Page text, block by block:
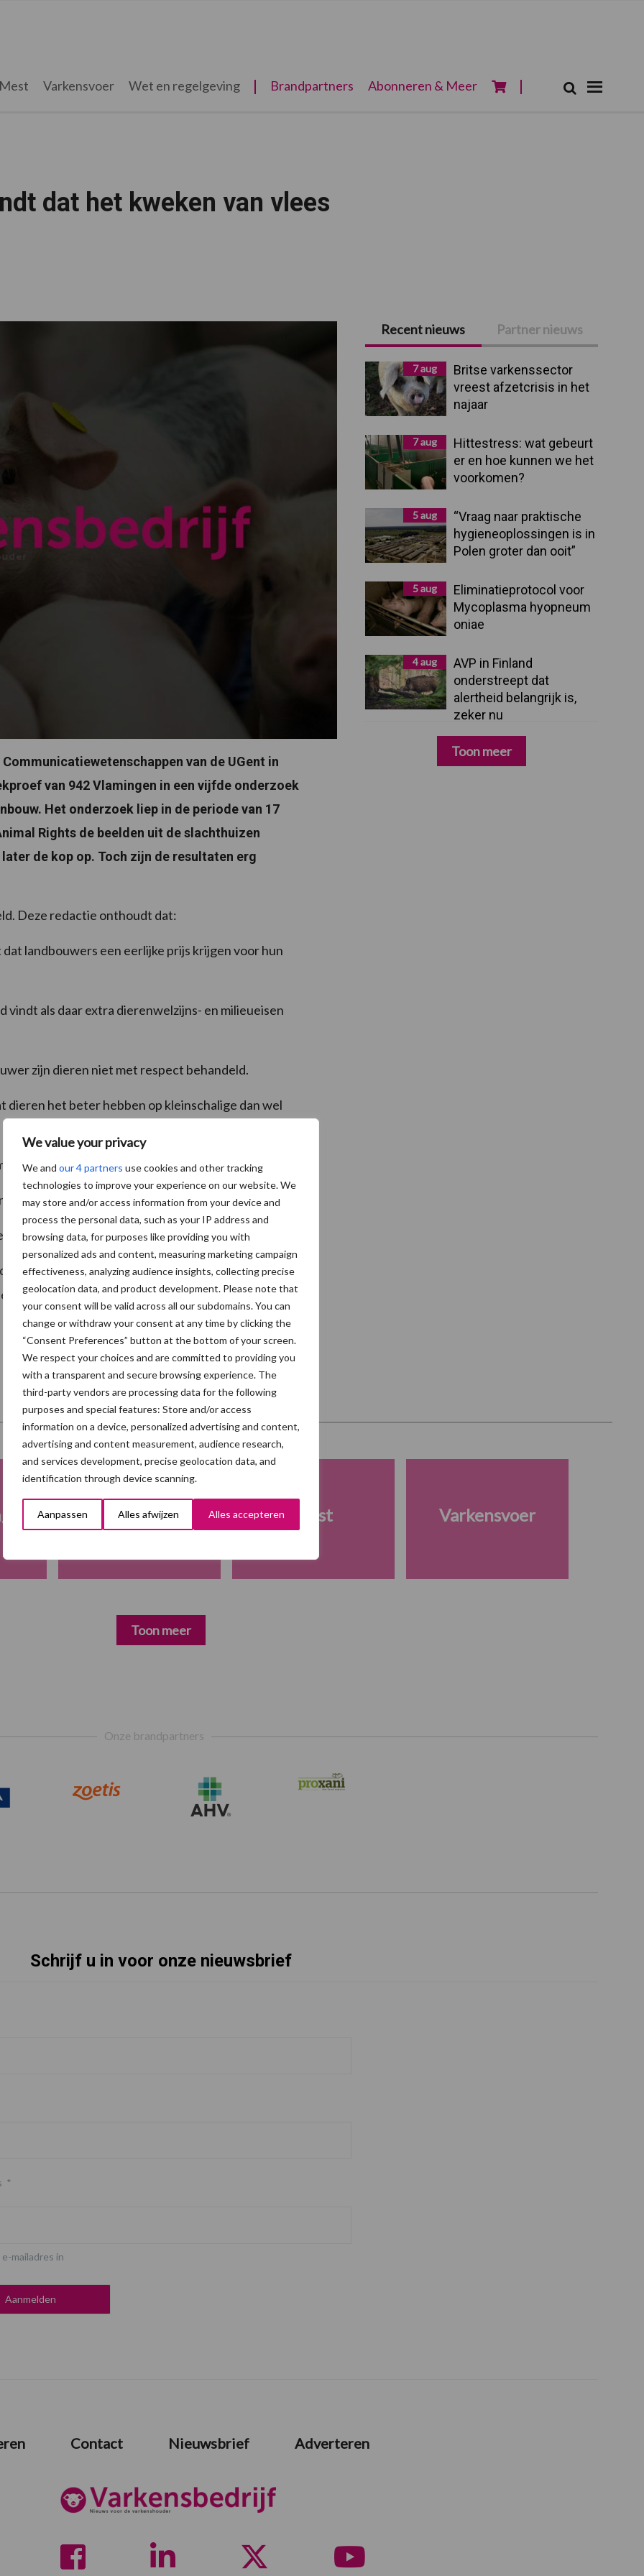
We value your privacy
We and our 4 partners use cookies and other tracking
technologies to improve your experience on our website. We
may store and/or access information from your device and
process the personal data, such as your IP address and
browsing data, for purposes like providing you with
personalized ads and content, measuring marketing campaign
effectiveness, analyzing audience insights, collecting precise
geolocation data, and product development. Please note that
your consent will be valid across all our subdomains. You can
change or withdraw your consent at any time by clicking the
“Consent Preferences” button at the bottom of your screen.
We respect your choices and are committed to providing you
with a transparent and secure browsing experience. The
third-party vendors are processing data for the following
purposes and special features: Store and/or access
information on a device, personalized advertising and content,
advertising and content measurement, audience research,
and services development, precise geolocation data, and
identification through device scanning.
Aanpassen Alles afwijzen Alles accepteren
Mest Varkensvoer Wet en regelgeving Brandpartners Abonneren & Meer Zoek
dat het kweken van vlees
van de UGent in
van 942 Vlamingen in een vijfde onderzoek
Het onderzoek liep in de periode van 17
Rights de beelden uit de slachthuizen
de kop op. Toch zijn de resultaten erg
Deze redactie onthoudt dat:
landbouwers een eerlijke prijs krijgen voor hun
als daar extra dierenwelzijns- en milieueisen
zijn dieren niet met respect behandeld.
dieren het beter hebben op kleinschalige dan wel
stoppen.
vis een alternatief voor de vleesproductie zijn.
op biologische productie.
stallen die vandaag gebouwd worden, eerder
platteland?’
Primaire
Sidebar
Recent nieuws Partner nieuws
7 aug
Britse varkenssector
vreest afzetcrisis in het
najaar
7 aug
Hittestress: wat gebeurt
er en hoe kunnen we het
voorkomen?
5 aug
“Vraag naar praktische
hygieneoplossingen is in
Polen groter dan ooit”
5 aug
Eliminatieprotocol voor
Mycoplasma hyopneum
oniae
4 aug
AVP in Finland
onderstreept dat
alertheid belangrijk is,
zeker nu
Toon meer
Fokkerij Mest Varkensvoer
Toon meer
Onze brandpartners
Schrijf u in voor onze nieuwsbrief
*
mailadres in
Contact Nieuwsbrief Adverteren